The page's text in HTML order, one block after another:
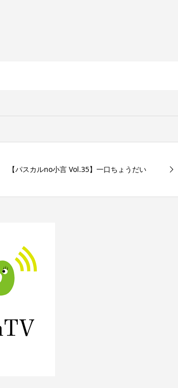
【パスカルno小言 Vol.35】一口ちょうだい